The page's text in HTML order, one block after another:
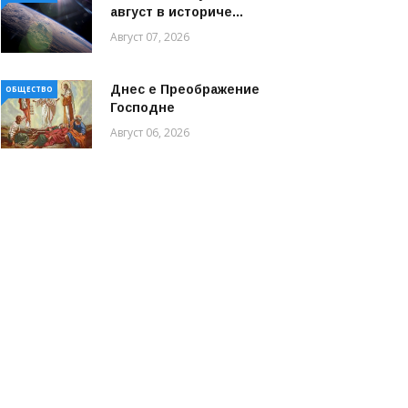
август в историче...
Август 07, 2026
ОБЩЕСТВО
Днес е Преображение
Господне
Август 06, 2026